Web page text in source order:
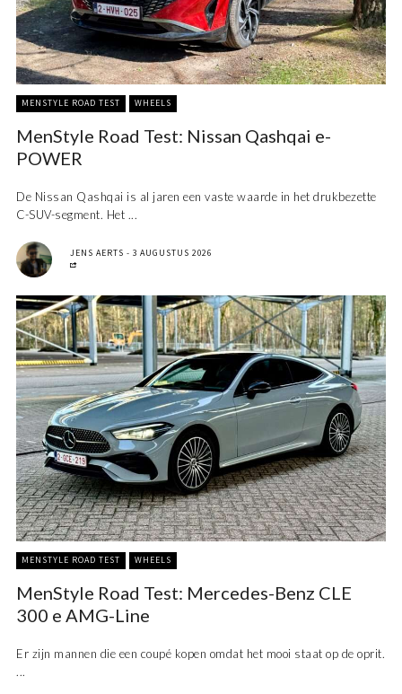
MENSTYLE ROAD TEST WHEELS
MenStyle Road Test: Nissan Qashqai e-
POWER
De Nissan Qashqai is al jaren een vaste waarde in het drukbezette
C-SUV-segment. Het ...
JENS AERTS 3 AUGUSTUS 2026
MENSTYLE ROAD TEST WHEELS
MenStyle Road Test: Mercedes-Benz CLE
300 e AMG-Line
Er zijn mannen die een coupé kopen omdat het mooi staat op de oprit.
...